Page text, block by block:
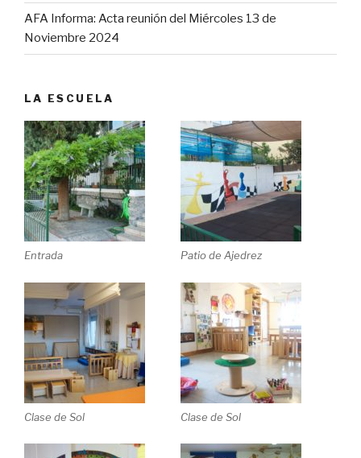
AFA Informa: Acta reunión del Miércoles 13 de
Noviembre 2024
LA ESCUELA
Entrada Patio de Ajedrez
Clase de Sol Clase de Sol